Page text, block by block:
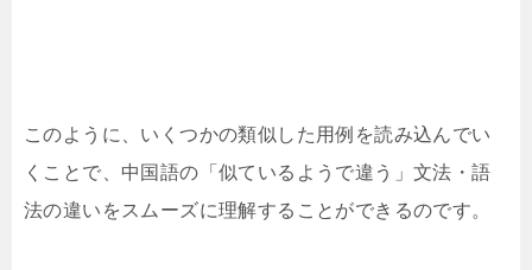
このように、いくつかの類似した用例を読み込んでい
くことで、中国語の「似ているようで違う」文法・語
法の違いをスムーズに理解することができるのです。